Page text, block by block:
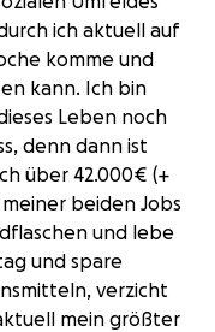
ich aktuell auf
komme und
kann. Ich bin
Leben noch
denn dann ist
über 42.000€ (+
beiden Jobs
und lebe
und spare
verzicht
mein größter